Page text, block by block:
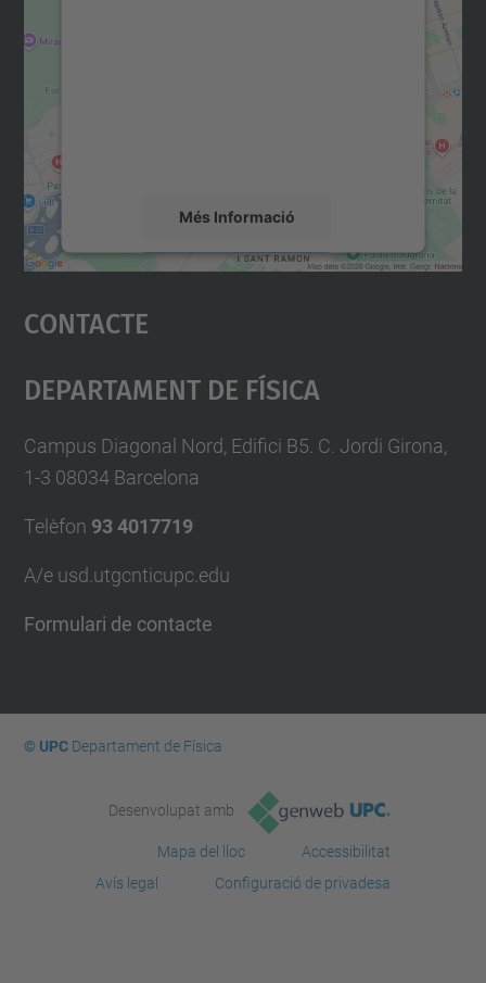
Més Informació
Accepta
powered by
Contacte
Departament De Física
Campus Diagonal Nord, Edifici B5. C. Jordi Girona,
1-3 08034 Barcelona
Telèfon 93 4017719
A/e usd.utgcnticupc.edu
Formulari de contacte
© UPCDepartament de Física
Desenvolupat amb
Mapa del lloc
Accessibilitat
Avís legal
Configuració de privadesa